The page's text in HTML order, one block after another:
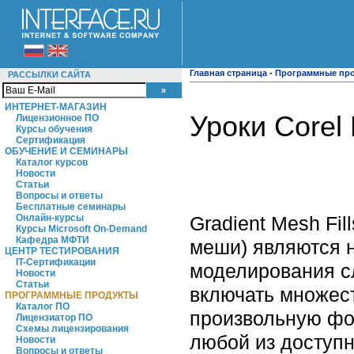
РАССЫЛКИ САЙТА
ИНТЕРНЕТ-МАГАЗИН
Лицензионное ПО
Курсы обучения
Сертификация
ОБУЧЕНИЕ И СЕМИНАРЫ
Каталог курсов
Новости
Статьи
Вопросы и ответы
Бесплатные семинары
Онлайн-курсы
Курсы Microsoft On-Demand
Кафедра МФТИ
ЦЕНТР ТЕСТИРОВАНИЯ
IT-Сертификации
Новости
Статьи
ПРОГРАММНЫЕ ПРОДУКТЫ
Каталог ПО
Лицензиатор ПО
Схемы лицензирования
Новости
Вопросы и ответы
Главная страница - Программные
Уроки Corel
Gradient Mesh
меши) являются
моделирования
включать
произвольную
любой из